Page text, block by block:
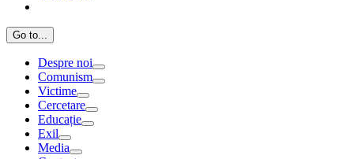
Go to...
Despre noi
Comunism
Victime
Cercetare
Educație
Exil
Media